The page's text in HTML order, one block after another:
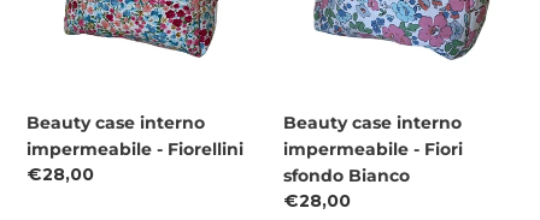
Fiorellini
Beauty case interno
impermeabile - Fiorellini
Prezzo
€28,00
Fiori
sfondo
Beauty case interno
impermeabile - Fiori
sfondo Bianco
Prezzo
€28,00